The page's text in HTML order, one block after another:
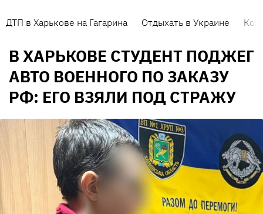
ДТП в Харькове на Гагарина Отдыхать в Украине
В ХАРЬКОВЕ СТУДЕНТ ПОДЖЕГ
АВТО ВОЕННОГО ПО ЗАКАЗУ
РФ: ЕГО ВЗЯЛИ ПОД СТРАЖУ